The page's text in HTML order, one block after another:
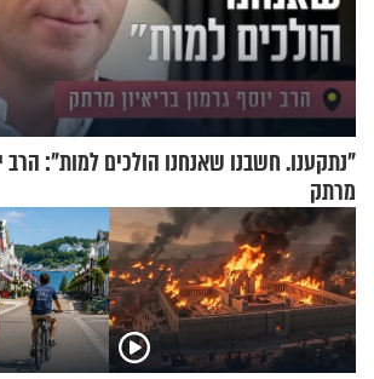
"נתקענו. חשבנו שאנחנו הולכים למות": הרב
מרתק